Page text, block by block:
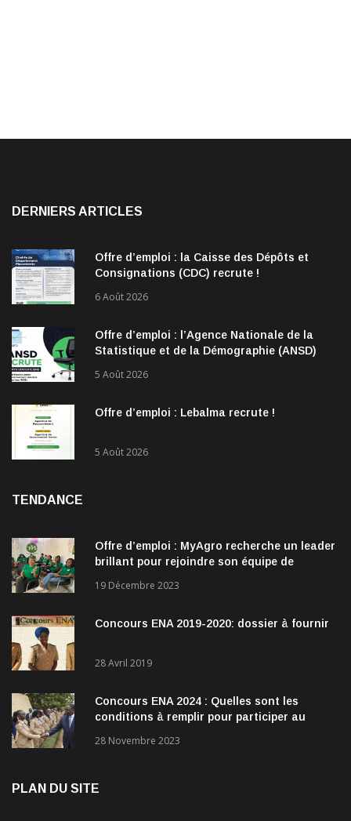
DERNIERS ARTICLES
Offre d’emploi : la Caisse des Dépôts et
Consignations (CDC) recrute !
6 Août 2026
Offre d’emploi : l’Agence Nationale de la
Statistique et de la Démographie (ANSD)
5 Août 2026
Offre d’emploi : Lebalma recrute !
5 Août 2026
TENDANCE
Offre d’emploi : MyAgro recherche un leader
brillant pour rejoindre son équipe de
19 Décembre 2023
Concours ENA 2019-2020: dossier à fournir
28 Avril 2019
Concours ENA 2024 : Quelles sont les
conditions à remplir pour participer au
28 Novembre 2023
PLAN DU SITE